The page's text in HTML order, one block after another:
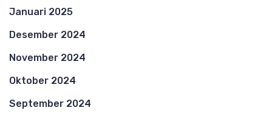
Januari 2025
Desember 2024
November 2024
Oktober 2024
September 2024